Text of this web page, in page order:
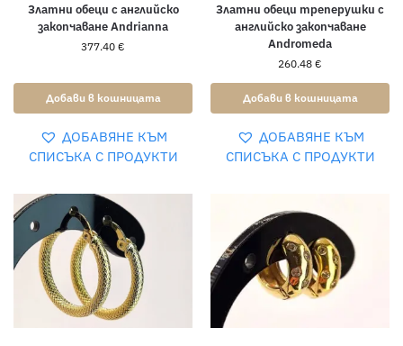
Златни обеци с английско
закопчаване Andrianna
377.40 €
Добави в кошницата
ДОБАВЯНЕ КЪМ
СПИСЪКА С ПРОДУКТИ
Златни обеци треперушки с
английско закопчаване
Andromeda
260.48 €
Добави в кошницата
ДОБАВЯНЕ КЪМ
СПИСЪКА С ПРОДУКТИ